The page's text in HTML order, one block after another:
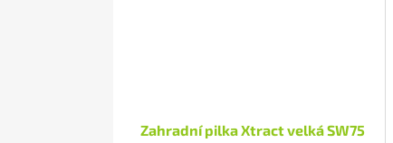
Zahradní pilka Xtract velká SW75